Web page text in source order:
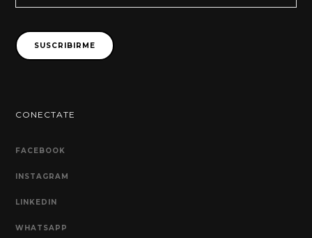
de
correo
SUSCRIBIRME
CONECTATE
FACEBOOK
INSTAGRAM
LINKEDIN
WHATSAPP